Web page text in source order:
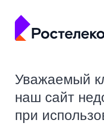
Уважаемый
наш сайт
при